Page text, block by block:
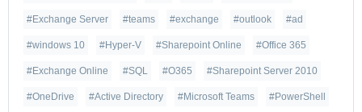
#Exchange Server #teams #exchange #outlook #ad
#windows 10 #Hyper-V #Sharepoint Online #Office 365
#Exchange Online #SQL #O365 #Sharepoint Server 2010
#OneDrive #Active Directory #Microsoft Teams #PowerShell